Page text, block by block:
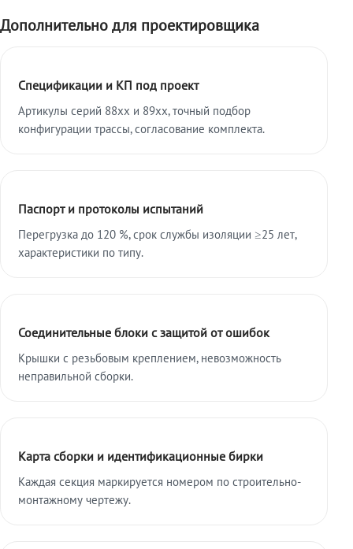
Дополнительно для проектировщика
Спецификации и КП под проект
Артикулы серий 88xx и 89xx, точный подбор
конфигурации трассы, согласование комплекта.
Паспорт и протоколы испытаний
Перегрузка до 120 %, срок службы изоляции ≥25 лет,
характеристики по типу.
Соединительные блоки с защитой от ошибок
Крышки с резьбовым креплением, невозможность
неправильной сборки.
Карта сборки и идентификационные бирки
Каждая секция маркируется номером по строительно-
монтажному чертежу.